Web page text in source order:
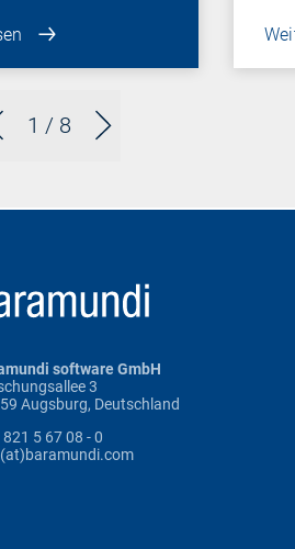
1 / 8
software GmbH
3
Augsburg, Deutschland
5 67 08 - 0